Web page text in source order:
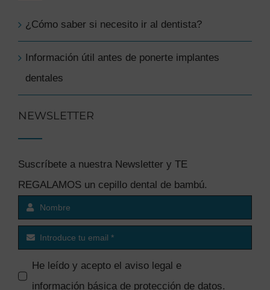
¿Cómo saber si necesito ir al dentista?
Información útil antes de ponerte implantes
dentales
NEWSLETTER
Suscríbete a nuestra Newsletter y TE
REGALAMOS un cepillo dental de bambú.
He leído y acepto el aviso legal e
información básica de protección de datos.